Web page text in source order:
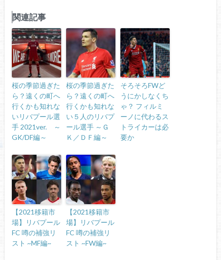
関連記事
桜の季節過ぎた
ら？遠くの町へ
行くかも知れな
いリバプール選
手 2021ver. ～
GK/DF編～
桜の季節過ぎた
ら？遠くの町へ
行くかも知れな
い５人のリバプ
ール選手 ～Ｇ
Ｋ／ＤＦ編～
そろそろFWど
うにかしなくち
ゃ？ フィルミ
ーノに代わるス
トライカーは必
要か
【2021移籍市
場】リバプール
FC 噂の補強リ
スト ~MF編~
【2021移籍市
場】リバプール
FC 噂の補強リ
スト ~FW編~